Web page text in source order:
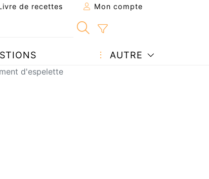
de recettes Mon compte
AUTRE
d'espelette